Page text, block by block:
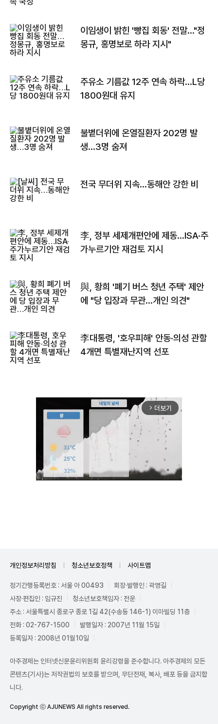
이임생이 밝힌 '빵집 회동' 전말…"정
몽규, 홍명보로 하라 지시"
주유소 기름값 12주 연속 하락…L당
1800원대 유지
불볕더위에 온열질환자 202명 발
생…3명 숨져
전국 무더위 지속…동해안 강한 비
李, 정부 세제개편안에 제동…ISA·주
가누르기안 재검토 지시
與, 황희 '폐기 버스 청년 주택' 제안
에 "당 입장과 무관…개인 의견"
李대통령, '호우피해' 안동·의성 관할
4개면 특별재난지역 선포
arrow_forward_ios 더보기
개인정보처리방침 청소년보호정책 사이트맵
정기간행등록번호 : 서울 아 00493
회장·발행인 : 곽영길
사장·편집인 : 임규진
청소년보호책임자 : 전운
주소 : 서울특별시 종로구 종로 1길 42(수송동 146-1) 이마빌딩 11층
전화 : 02-767-1500
발행일자 : 2007년 11월 15일
등록일자 : 2008년 01월10일
아주경제는 인터넷신문윤리위원회 윤리강령을 준수합니다. 아주경제의 모든
콘텐츠(기사)는 저작권법의 보호를 받으며, 무단전재, 복사, 배포 등을 금지합
니다.
Copyright ⓒ AJUNEWS All rights reserved.